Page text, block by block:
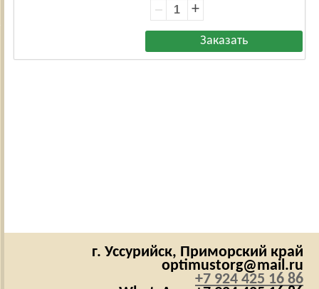
+
г. Уссурийск, Приморский край
optimustorg@mail.ru
+7 924 425 16 86